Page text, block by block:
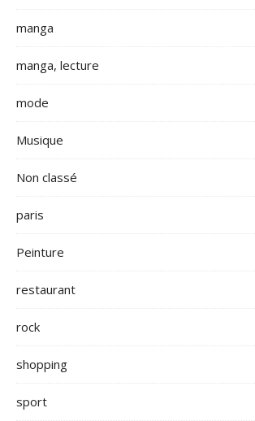
manga
manga, lecture
mode
Musique
Non classé
paris
Peinture
restaurant
rock
shopping
sport